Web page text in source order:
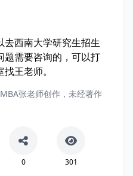
去西南大学研究生招生
题需要咨询的，可以打
王老师。
张老师创作，未经著作
0 301